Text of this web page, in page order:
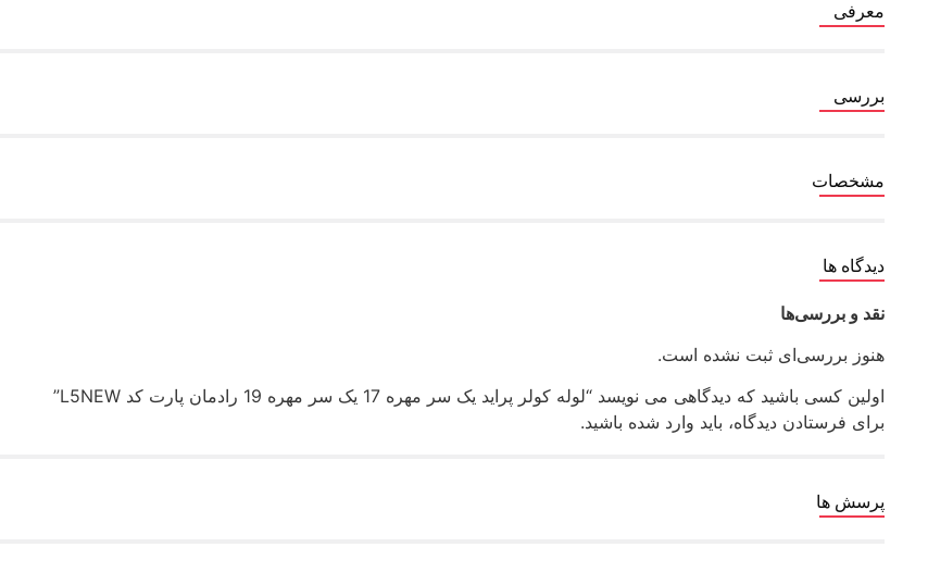
معرفی
بررسی
مشخصات
دیدگاه ها
نقد و بررسی‌ها
هنوز بررسی‌ای ثبت نشده است.
اولین کسی باشید که دیدگاهی می نویسد “لوله کولر پراید یک سر مهره 17 یک سر مهره 19 رادمان پارت کد L5NEW”
برای فرستادن دیدگاه، باید وارد شده باشید.
پرسش ها